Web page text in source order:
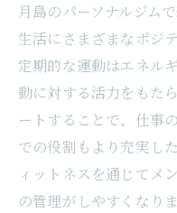
月島のパーソナルジム
生活にさまざまなポジ
定期的な運動はエネル
動に対する活力をもた
ートすることで、仕事
での役割もより充実し
ィットネスを通じてメ
の管理がしやすくなり